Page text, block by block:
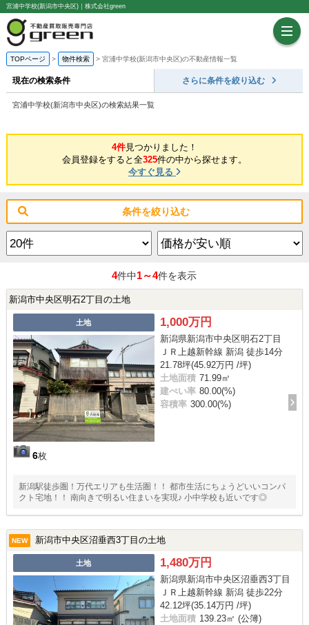
宮浦中学校(新潟市中央区)｜株式会社green
TOPページ 物件検索 宮浦中学校(新潟市中央区)の不動産情報一覧
現在の検索条件 さらに条件を絞り込む
宮浦中学校(新潟市中央区)の検索結果一覧
4件見つかりました！
会員登録をすると全325件の中から探せます。
今すぐ見る
条件を絞り込む
4件中1～4件を表示
新潟市中央区明石2丁目の土地
土地
6枚
1,000万円
新潟県新潟市中央区明石2丁目
ＪＲ上越新幹線 新潟 徒歩14分
21.78坪(45.92万円 /坪)
土地面積 71.99㎡
建ぺい率 80.00(%)
容積率 300.00(%)
新潟駅徒歩圏！万代エリアも生活圏！！ 都市生活にちょうどいいコンパ
クト宅地！！ 南向きで明るい住まいを実現♪ 小中学校も近いです◎
NEW 新潟市中央区沼垂西3丁目の土地
土地 1,480万円
新潟県新潟市中央区沼垂西3丁目
ＪＲ上越新幹線 新潟 徒歩22分
42.12坪(35.14万円 /坪)
土地面積 139.23㎡ (公簿)